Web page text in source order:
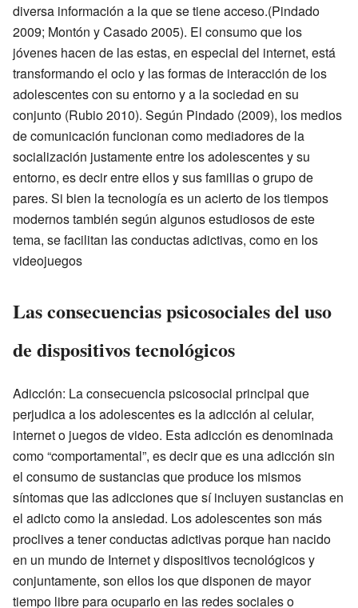
diversa información a la que se tiene acceso.(Pindado
2009; Montón y Casado 2005). El consumo que los
jóvenes hacen de las estas, en especial del internet, está
transformando el ocio y las formas de interacción de los
adolescentes con su entorno y a la sociedad en su
conjunto (Rubio 2010). Según Pindado (2009), los medios
de comunicación funcionan como mediadores de la
socialización justamente entre los adolescentes y su
entorno, es decir entre ellos y sus familias o grupo de
pares. Si bien la tecnología es un acierto de los tiempos
modernos también según algunos estudiosos de este
tema, se facilitan las conductas adictivas, como en los
videojuegos
Las consecuencias psicosociales del uso
de dispositivos tecnológicos
Adicción: La consecuencia psicosocial principal que
perjudica a los adolescentes es la adicción al celular,
internet o juegos de video. Esta adicción es denominada
como “comportamental”, es decir que es una adicción sin
el consumo de sustancias que produce los mismos
síntomas que las adicciones que sí incluyen sustancias en
el adicto como la ansiedad. Los adolescentes son más
proclives a tener conductas adictivas porque han nacido
en un mundo de Internet y dispositivos tecnológicos y
conjuntamente, son ellos los que disponen de mayor
tiempo libre para ocuparlo en las redes sociales o